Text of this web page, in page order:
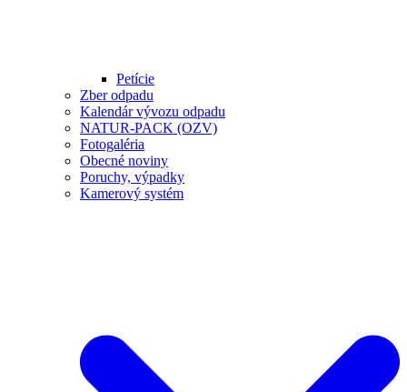
Petície
Zber odpadu
Kalendár vývozu odpadu
NATUR-PACK (OZV)
Fotogaléria
Obecné noviny
Poruchy, výpadky
Kamerový systém